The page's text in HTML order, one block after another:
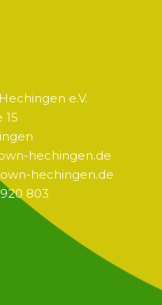
e.V.
15
hechingen.de
hechingen.de
803